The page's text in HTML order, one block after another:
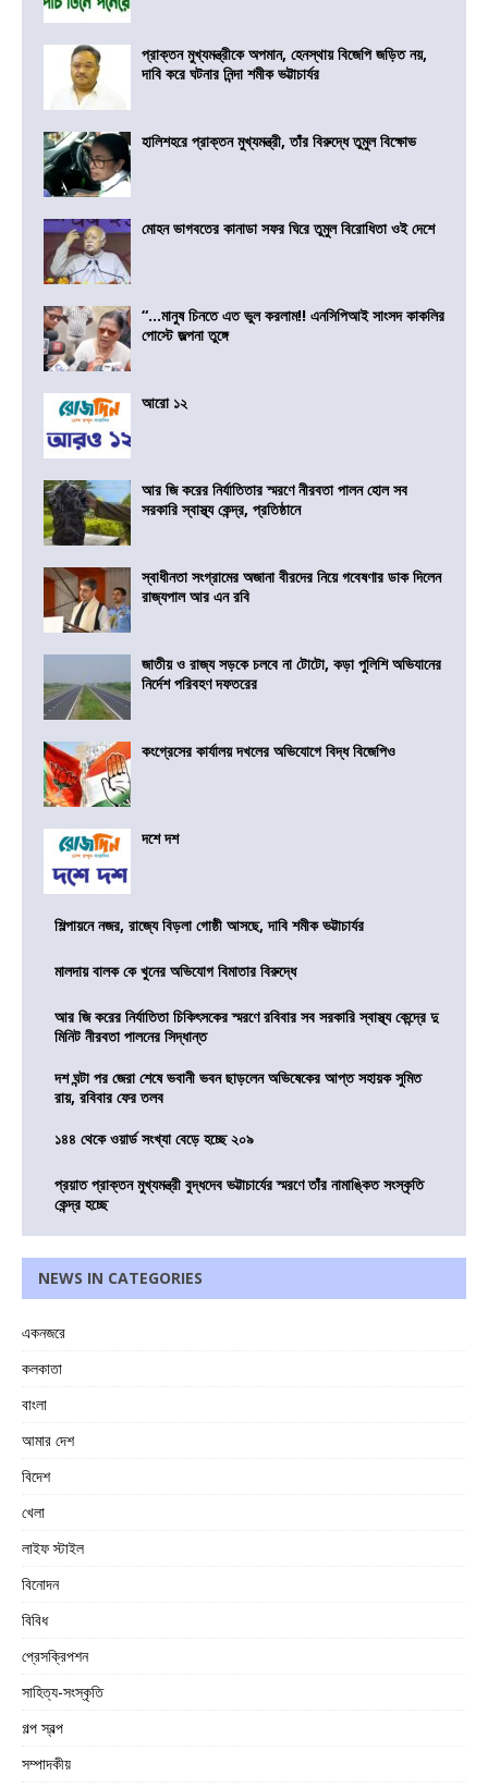
প্রাক্তন মুখ্যমন্ত্রীকে অপমান, হেনস্থায় বিজেপি জড়িত নয়,
দাবি করে ঘটনার নিন্দা শমীক ভট্টাচার্যর
হালিশহরে প্রাক্তন মুখ্যমন্ত্রী, তাঁর বিরুদ্ধে তুমুল বিক্ষোভ
মোহন ভাগবতের কানাডা সফর ঘিরে তুমুল বিরোধিতা ওই দেশে
“…মানুষ চিনতে এত ভুল করলাম!! এনসিপিআই সাংসদ কাকলির
পোস্টে জল্পনা তুঙ্গে
আরো ১২
আর জি করের নির্যাতিতার স্মরণে নীরবতা পালন হোল সব
সরকারি স্বাস্থ্য কেন্দ্র, প্রতিষ্ঠানে
স্বাধীনতা সংগ্রামের অজানা বীরদের নিয়ে গবেষণার ডাক দিলেন
রাজ্যপাল আর এন রবি
জাতীয় ও রাজ্য সড়কে চলবে না টোটো, কড়া পুলিশি অভিযানের
নির্দেশ পরিবহণ দফতরের
কংগ্রেসের কার্যালয় দখলের অভিযোগে বিদ্ধ বিজেপিও
দশে দশ
শিল্পায়নে নজর, রাজ্যে বিড়লা গোষ্ঠী আসছে, দাবি শমীক ভট্টাচার্যর
মালদায় বালক কে খুনের অভিযোগ বিমাতার বিরুদ্ধে
আর জি করের নির্যাতিতা চিকিৎসকের স্মরণে রবিবার সব সরকারি স্বাস্থ্য কেন্দ্রে দু
মিনিট নীরবতা পালনের সিদ্ধান্ত
দশ ঘন্টা পর জেরা শেষে ভবানী ভবন ছাড়লেন অভিষেকের আপ্ত সহায়ক সুমিত
রায়, রবিবার ফের তলব
১৪৪ থেকে ওয়ার্ড সংখ্যা বেড়ে হচ্ছে ২০৯
প্রয়াত প্রাক্তন মুখ্যমন্ত্রী বুদ্ধদেব ভট্টাচার্যের স্মরণে তাঁর নামাঙ্কিত সংস্কৃতি
কেন্দ্র হচ্ছে
NEWS IN CATEGORIES
একনজরে
কলকাতা
বাংলা
আমার দেশ
বিদেশ
খেলা
লাইফ স্টাইল
বিনোদন
বিবিধ
প্রেসক্রিপশন
সাহিত্য-সংস্কৃতি
গল্প স্বল্প
সম্পাদকীয়